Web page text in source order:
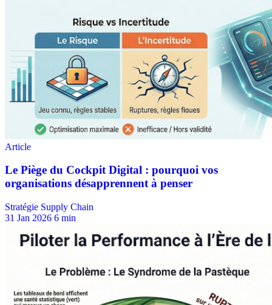
Stratégie Supply Chain
31 Jan 2026 6 min